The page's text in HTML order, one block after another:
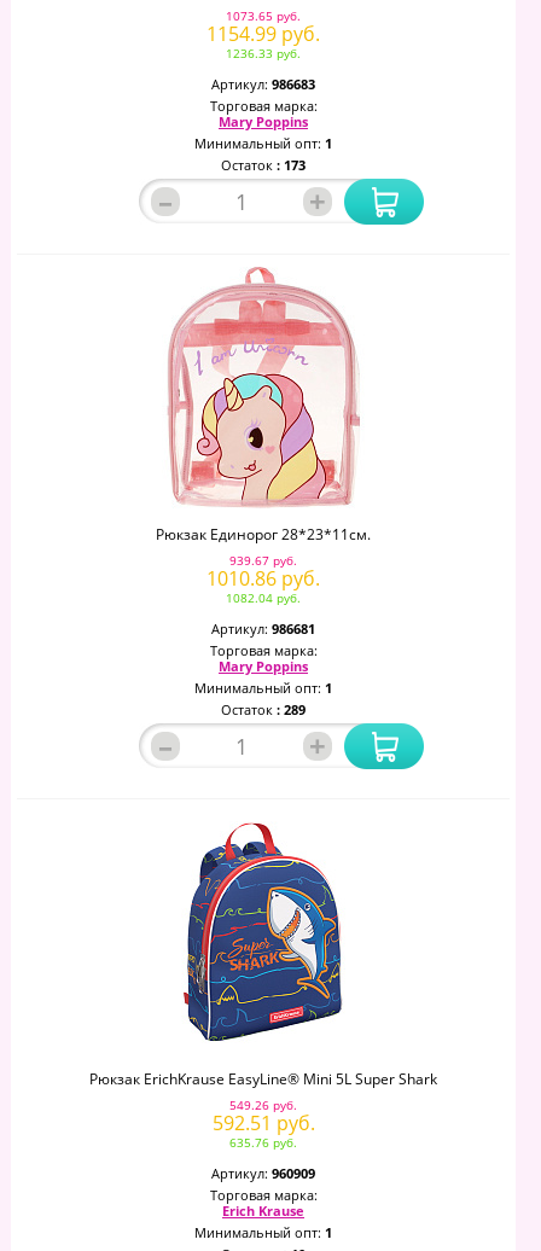
1073.65 руб.
1154.99 руб.
1236.33 руб.
Артикул: 986683
Торговая марка:
Mary Poppins
Минимальный опт: 1
Остаток : 173
– +
Рюкзак Единорог 28*23*11см.
939.67 руб.
1010.86 руб.
1082.04 руб.
Артикул: 986681
Торговая марка:
Mary Poppins
Минимальный опт: 1
Остаток : 289
– +
Рюкзак ErichKrause EasyLine® Mini 5L Super Shark
549.26 руб.
592.51 руб.
635.76 руб.
Артикул: 960909
Торговая марка:
Erich Krause
Минимальный опт: 1